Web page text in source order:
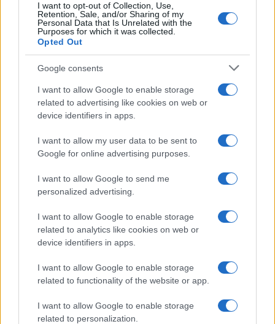
I want to opt-out of Collection, Use,
Retention, Sale, and/or Sharing of my
Personal Data that Is Unrelated with the
Purposes for which it was collected.
Opted Out
Google consents
I want to allow Google to enable storage
related to advertising like cookies on web or
device identifiers in apps.
I want to allow my user data to be sent to
Google for online advertising purposes.
I want to allow Google to send me
personalized advertising.
I want to allow Google to enable storage
related to analytics like cookies on web or
device identifiers in apps.
I want to allow Google to enable storage
related to functionality of the website or app.
I want to allow Google to enable storage
related to personalization.
Camilla Fiore · 8 Ago 2026
FITNESS
Smartband o smartwatch: come scegliere il fitness
tracker giusto
Camilla Fiore · 8 Ago 2026